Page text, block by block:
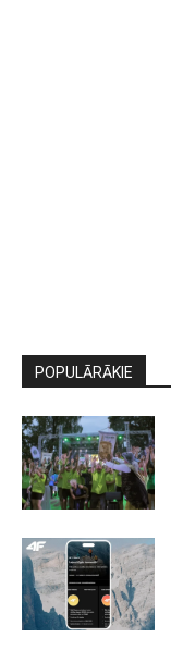
POPULĀRĀKIE